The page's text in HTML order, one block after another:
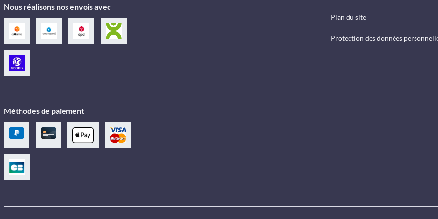
Nous réalisons nos envois avec
Méthodes de paiement
Plan du site
Protection des données